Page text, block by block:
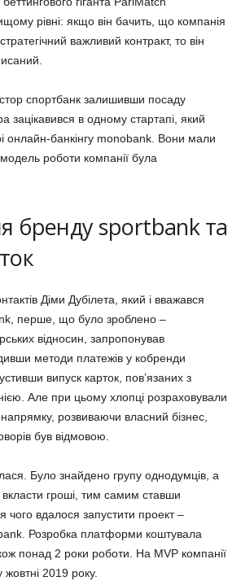
рівні: якщо він бачить, що компанія
важливий контракт, то він
спортбанк залишивши посаду
зацікавився в одному стартапі, який
онлайн-банкінгу monobank. Вони мали
роботи компанії була
бренду sportbank та
Діми Дубілета, який і вважався
перше, що було зроблено –
відносин, запропонував
методи платежів у кобренди
випуск карток, пов’язаних з
Але при цьому хлопці розраховували
розвиваючи власний бізнес,
був відмовою.
Було знайдено групу однодумців, а
гроші, тим самим ставши
чого вдалося запустити проект –
Розробка платформи коштувала
понад 2 роки роботи. На MVP компанії
2019 року.